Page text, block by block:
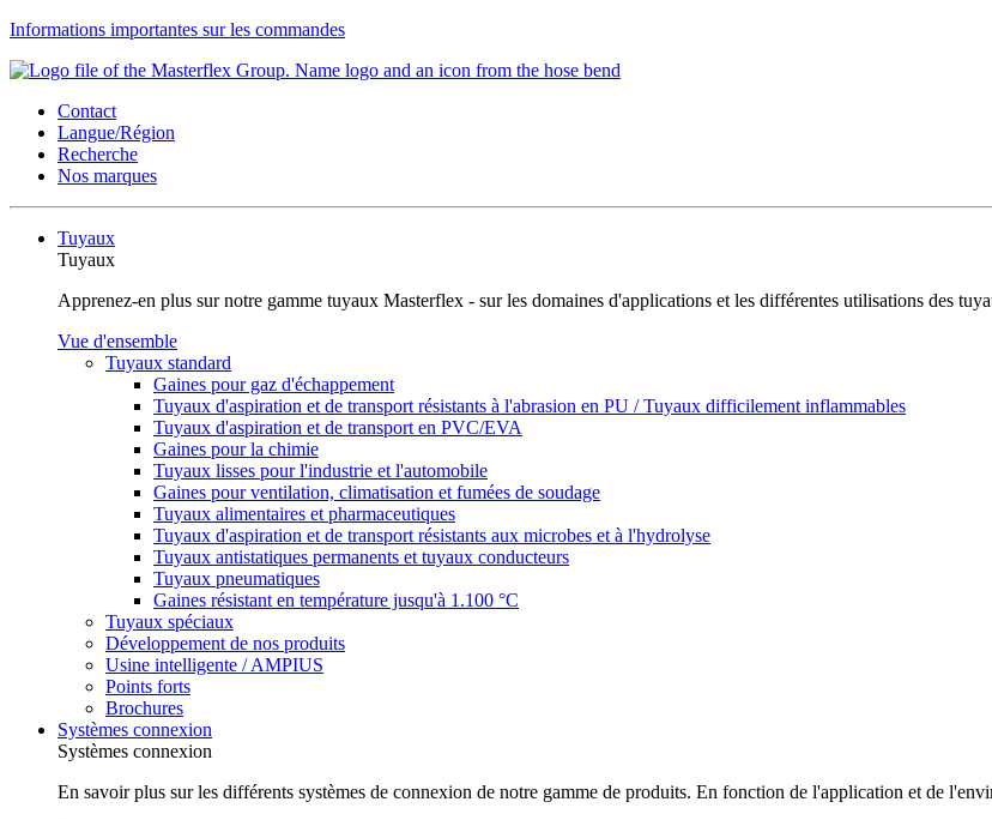
Informations importantes sur les commandes
Contact
Langue/Région
Recherche
Nos marques
Tuyaux
Tuyaux
Apprenez-en plus sur notre gamme tuyaux Masterflex - sur les domaines d'applications et les différentes utilisations des
Vue d'ensemble
Tuyaux standard
Gaines pour gaz d'échappement
Tuyaux d'aspiration et de transport résistants à l'abrasion en PU / Tuyaux difficilement inflammables
Tuyaux d'aspiration et de transport en PVC/EVA
Gaines pour la chimie
Tuyaux lisses pour l'industrie et l'automobile
Gaines pour ventilation, climatisation et fumées de soudage
Tuyaux alimentaires et pharmaceutiques
Tuyaux d'aspiration et de transport résistants aux microbes et à l'hydrolyse
Tuyaux antistatiques permanents et tuyaux conducteurs
Tuyaux pneumatiques
Gaines résistant en température jusqu'à 1.100 °C
Tuyaux spéciaux
Développement de nos produits
Usine intelligente / AMPIUS
Points forts
Brochures
Systèmes connexion
Systèmes connexion
En savoir plus sur les différents systèmes de connexion de notre gamme de produits. En fonction de l'application et de